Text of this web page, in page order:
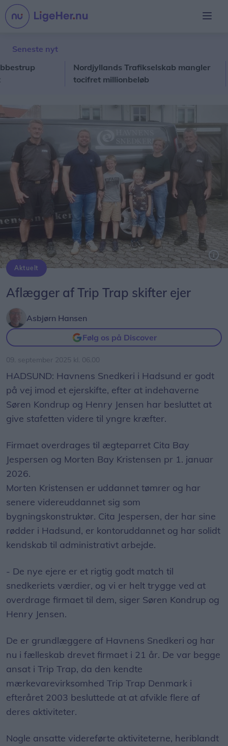
Seneste nyt
Nordjyllands Trafikselskab mangler
tocifret millionbeløb
Aktuelt
Aflægger af Trip Trap skifter ejer
Asbjørn Hansen
Følg os på Discover
09. september 2025 kl. 06.00
HADSUND: Havnens Snedkeri i Hadsund er godt
på vej imod et ejerskifte, efter at indehaverne
Søren Kondrup og Henry Jensen har besluttet at
give stafetten videre til yngre kræfter.
Firmaet overdrages til ægteparret Cita Bay
Jespersen og Morten Bay Kristensen pr 1. januar
2026.
Morten Kristensen er uddannet tømrer og har
senere videreuddannet sig som
bygningskonstruktør. Cita Jespersen, der har sine
rødder i Hadsund, er kontoruddannet og har solidt
kendskab til administrativt arbejde.
- De nye ejere er et rigtig godt match til
snedkeriets værdier, og vi er helt trygge ved at
overdrage firmaet til dem, siger Søren Kondrup og
Henry Jensen.
De er grundlæggere af Havnens Snedkeri og har
nu i fælleskab drevet firmaet i 21 år. De var begge
ansat i Trip Trap, da den kendte
mærkevarevirksomhed Trip Trap Denmark i
efteråret 2003 besluttede at at afvikle flere af
deres aktiviteter.
Nogle ansatte videreførte aktiviteterne, heriblandt